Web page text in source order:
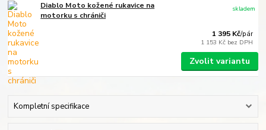
Diablo Moto kožené rukavice na
motorku s chrániči
1 395 Kč/pár
1 153 Kč bez DPH
skladem
Zvolit variantu
Kompletní specifikace